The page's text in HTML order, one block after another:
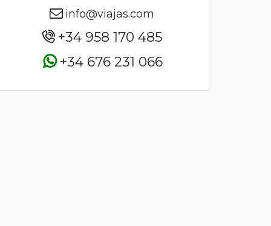
info@viajas.com
+34 958 170 485
+34 676 231 066